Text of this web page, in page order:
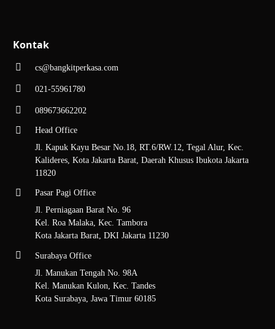
Kontak
cs@bangkitperkasa.com
021-55961780
089673662202
Head Office
Jl. Kapuk Kayu Besar No.18, RT.6/RW.12, Tegal Alur, Kec.
Kalideres, Kota Jakarta Barat, Daerah Khusus Ibukota Jakarta
11820
Pasar Pagi Office
Jl. Perniagaan Barat No. 96
Kel. Roa Malaka, Kec. Tambora
Kota Jakarta Barat, DKI Jakarta 11230
Surabaya Office
Jl. Manukan Tengah No. 98A
Kel. Manukan Kulon, Kec. Tandes
Kota Surabaya, Jawa Timur 60185